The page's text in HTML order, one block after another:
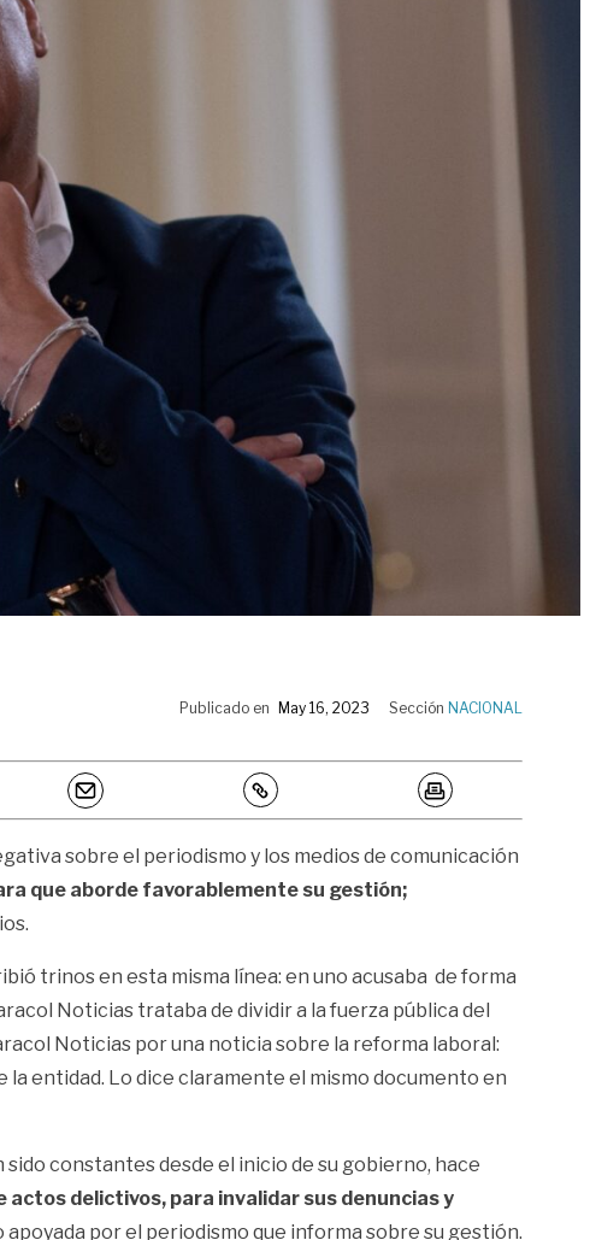
Publicado en May 16, 2023 Sección NACIONAL
sobre el periodismo y los medios de comunicación
que aborde favorablemente su gestión;
trinos en esta misma línea: en uno acusaba de forma
Noticias trataba de dividir a la fuerza pública del
Noticias por una noticia sobre la reforma laboral:
la entidad. Lo dice claramente el mismo documento en
constantes desde el inicio de su gobierno, hace
actos delictivos, para invalidar sus denuncias y
apoyada por el periodismo que informa sobre su gestión.